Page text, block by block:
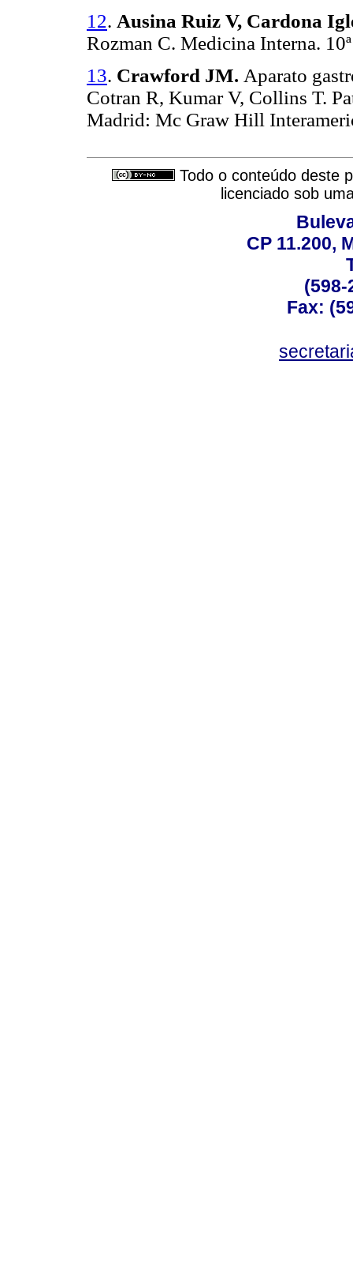
12. Ausina Ruiz V, Cardona
Rozman C. Medicina Interna.
13. Crawford JM. Aparato
Cotran R, Kumar V, Collins T.
Madrid: Mc Graw Hill
Todo o conteúdo deste
licenciado sob
CP 11.200,
(598-
Fax: